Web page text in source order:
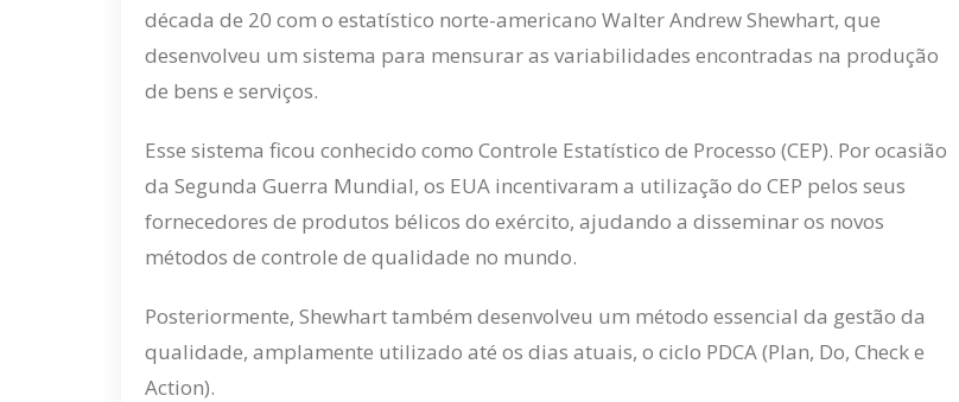
década de 20 com o estatístico norte-americano Walter Andrew Shewhart, que
desenvolveu um sistema para mensurar as variabilidades encontradas na produção
de bens e serviços.
Esse sistema ficou conhecido como Controle Estatístico de Processo (CEP). Por ocasião
da Segunda Guerra Mundial, os EUA incentivaram a utilização do CEP pelos seus
fornecedores de produtos bélicos do exército, ajudando a disseminar os novos
métodos de controle de qualidade no mundo.
Posteriormente, Shewhart também desenvolveu um método essencial da gestão da
qualidade, amplamente utilizado até os dias atuais, o ciclo PDCA (Plan, Do, Check e
Action).